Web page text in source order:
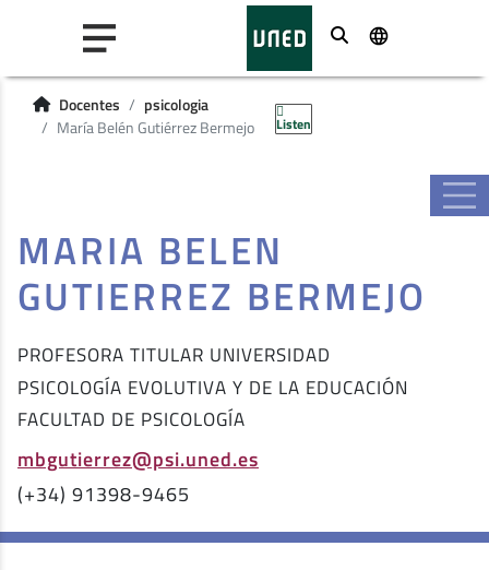
Buscar
Docentes
psicologia
María Belén Gutiérrez Bermejo
Listen
MARIA BELEN
GUTIERREZ BERMEJO
PROFESORA TITULAR UNIVERSIDAD
PSICOLOGÍA EVOLUTIVA Y DE LA EDUCACIÓN
FACULTAD DE PSICOLOGÍA
mbgutierrez@psi.uned.es
(+34) 91398-9465